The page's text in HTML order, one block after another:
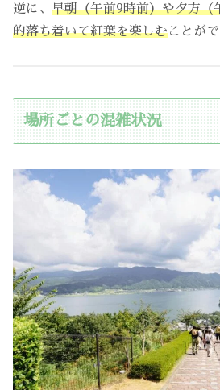
逆に、 早朝（午前9時前）や夕方（
的落ち着いて紅葉を楽しむことが
場所ごとの混雑状況